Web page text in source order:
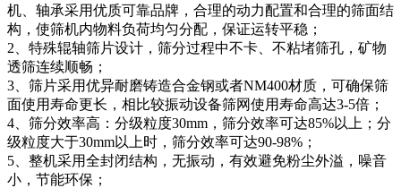
机、轴承采用优质可靠品牌，合理的动力配置和合理的筛面结
构，使筛机内物料负荷均匀分配，保证运转平稳；
2、特殊辊轴筛片设计，筛分过程中不卡、不粘堵筛孔，矿物
透筛连续顺畅；
3、筛片采用优异耐磨铸造合金钢或者NM400材质，可确保筛
面使用寿命更长，相比较振动设备筛网使用寿命高达3-5倍；
4、筛分效率高：分级粒度30mm，筛分效率可达85%以上；分
级粒度大于30mm以上时，筛分效率可达90-98%；
5、整机采用全封闭结构，无振动，有效避免粉尘外溢，噪音
小，节能环保；